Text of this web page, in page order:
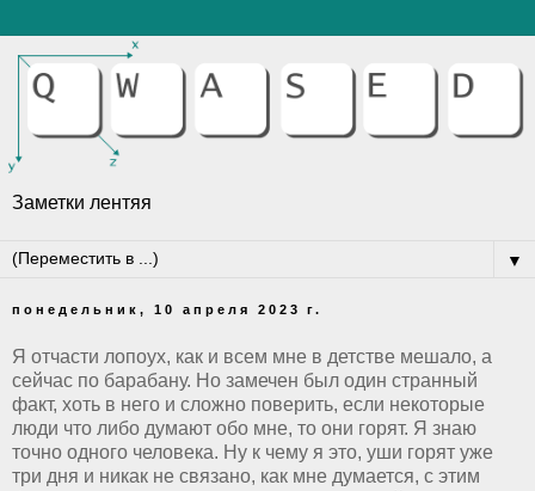
Заметки лентяя
▼
понедельник, 10 апреля 2023 г.
Я отчасти лопоух, как и всем мне в детстве мешало, а
сейчас по барабану. Но замечен был один странный
факт, хоть в него и сложно поверить, если некоторые
люди что либо думают обо мне, то они горят. Я знаю
точно одного человека. Ну к чему я это, уши горят уже
три дня и никак не связано, как мне думается, с этим